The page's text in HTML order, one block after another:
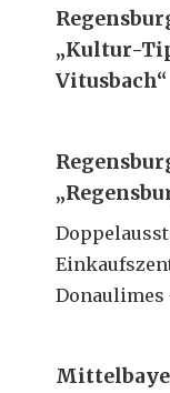
„Kultur-
Vitusbach“
Donaulimes